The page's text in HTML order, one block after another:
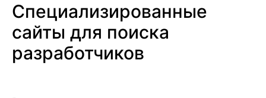
Специализированные
сайты для поиска
разработчиков